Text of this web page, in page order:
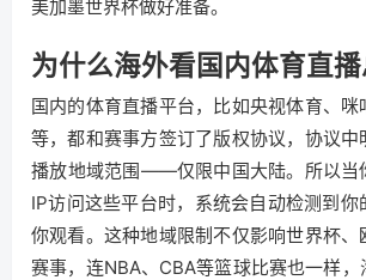
美加墨世界杯做好准备。
为什么海外看国内体育直播
国内的体育直播平台，比如央视体育、咪
等，都和赛事方签订了版权协议，协议中
播放地域范围——仅限中国大陆。所以当
IP访问这些平台时，系统会自动检测到你
你观看。这种地域限制不仅影响世界杯、
赛事，连NBA、CBA等篮球比赛也一样